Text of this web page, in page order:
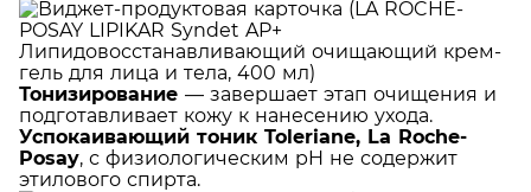
Тонизирование — завершает этап очищения и
подготавливает кожу к нанесению ухода.
Успокаивающий тоник Toleriane, La Roche-
Posay, с физиологическим pH не содержит
этилового спирта.